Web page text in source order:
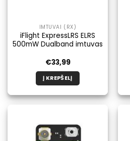
IMTUVAI (RX)
iFlight ExpressLRS ELRS
500mW Dualband imtuvas
€33,99
Į KREPŠELĮ